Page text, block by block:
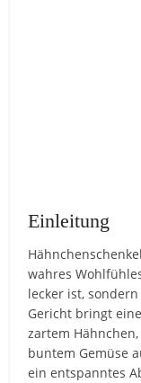
Einleitung
wahres
lecker ist,
Gericht bringt
zartem
buntem Gemüse
ein entspanntes